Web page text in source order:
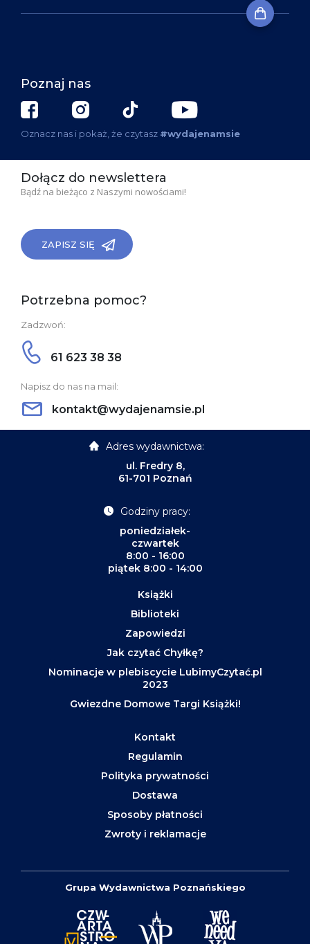
Poznaj nas
Oznacz nas i pokaż, że czytasz #wydajenamsie
Dołącz do newslettera
Bądź na bieżąco z Naszymi nowościami!
ZAPISZ SIĘ
Potrzebna pomoc?
Zadzwoń:
61 623 38 38
Napisz do nas na mail:
kontakt@wydajenamsie.pl
Adres wydawnictwa:
ul. Fredry 8,
61-701 Poznań
Godziny pracy:
poniedziałek-
czwartek
8:00 - 16:00
piątek 8:00 - 14:00
Książki
Biblioteki
Zapowiedzi
Jak czytać Chyłkę?
Nominacje w plebiscycie LubimyCzytać.pl
2023
Gwiezdne Domowe Targi Książki!
Kontakt
Regulamin
Polityka prywatności
Dostawa
Sposoby płatności
Zwroty i reklamacje
Grupa Wydawnictwa Poznańskiego